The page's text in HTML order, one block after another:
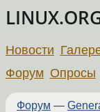
Новости
Форум Опросы
Форум —